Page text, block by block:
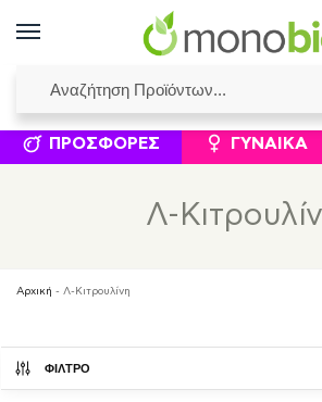
ΙΣΟΛΟΓΙΣΜΟΊ ΕΛΕΆΝΝΑ
ΣΥΜΠΛΗΡΏΜΑΤΑ ΔΙΑΤΡΟΦΉΣ
ΠΡΟΣΦΟΡΈΣ ΓΥΝΑΊΚΑ
Λ-
Αρχική - Λ-Κιτρουλίνη
ΦΙΛΤΡΟ